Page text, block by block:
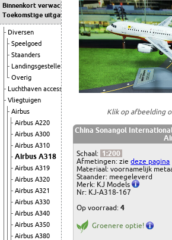
Binnenkort verwacht
Toekomstige uitgaven
Diversen
Speelgoed
Staanders
Landingsgestellen
Overig
Luchthaven accessoires
Vliegtuigen
Airbus
Airbus A220
Airbus A300
Airbus A310
Airbus A318
Airbus A319
Airbus A320
Airbus A321
Airbus A330
Airbus A340
Airbus A350
Airbus A380
Klik op afbeelding
China Sonangol International
Schaal: 1:200
Afmetingen: ziedeze pagina
Materiaal: voornamelijk
Staander: meegeleverd
Merk: KJ Models
Nr: KJ-A318-167
Op voorraad:4
Groenere optie!